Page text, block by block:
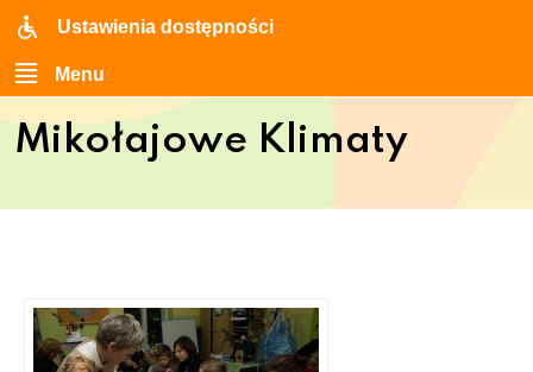
Ustawienia dostępności
Menu
Mikołajowe Klimaty